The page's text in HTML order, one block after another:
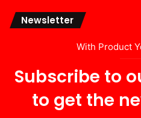
Newsletter
With Product
Subscribe to
to get the